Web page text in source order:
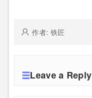
作者: 铁匠
Leave a Reply